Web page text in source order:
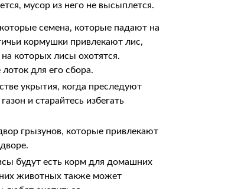
мусор из него не высыплется.
семена, которые падают на
кормушки привлекают лис,
которых лисы охотятся.
для его сбора.
укрытия, когда преследуют
и старайтесь избегать
грызунов, которые привлекают
будут есть корм для домашних
животных также может